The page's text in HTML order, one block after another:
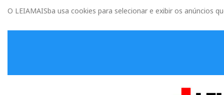
O LEIAMAISba usa cookies para selecionar e exibir os anúncios